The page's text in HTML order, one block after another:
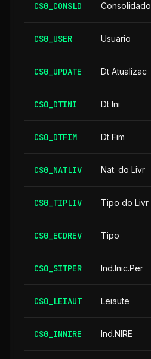
CS0_CONSLD Consolidado
CS0_USER Usuario
CS0_UPDATE Dt Atualizac
CS0_DTINI Dt Ini
CS0_DTFIM Dt Fim
CS0_NATLIV Nat. do Livr
CS0_TIPLIV Tipo do Livr
CS0_ECDREV Tipo
CS0_SITPER Ind.Inic.Per
CS0_LEIAUT Leiaute
CS0_INNIRE Ind.NIRE